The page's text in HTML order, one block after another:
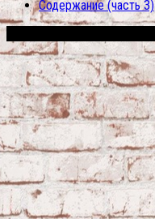
Содержание (часть 3)